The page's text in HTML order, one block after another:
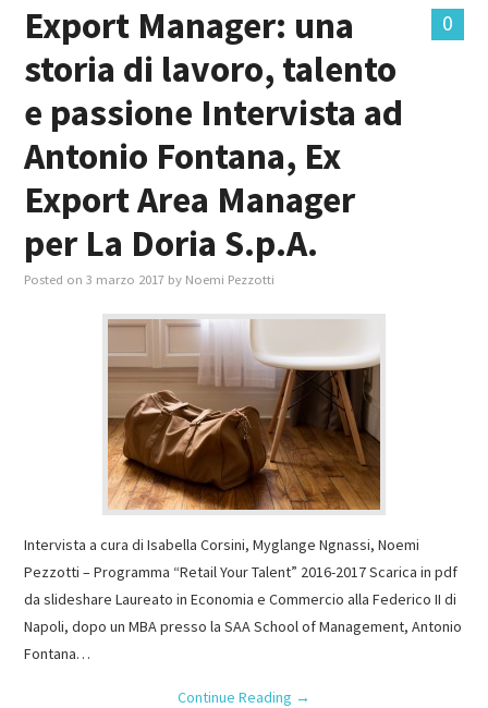
0
Export Manager: una
storia di lavoro, talento
e passione Intervista ad
Antonio Fontana, Ex
Export Area Manager
per La Doria S.p.A.
Posted on3 marzo 2017 by Noemi Pezzotti
Intervista a cura di Isabella Corsini, Myglange Ngnassi, Noemi
Pezzotti – Programma “Retail Your Talent” 2016-2017 Scarica in pdf
da slideshare Laureato in Economia e Commercio alla Federico II di
Napoli, dopo un MBA presso la SAA School of Management, Antonio
Fontana…
Continue Reading →